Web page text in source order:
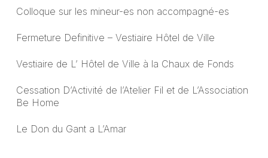
Colloque sur les mineur-es non accompagné-es
Fermeture Definitive – Vestiaire Hôtel de Ville
Vestiaire de L’ Hôtel de Ville à la Chaux de Fonds
Cessation D’Activité de l’Atelier Fil et de L’Association
Be Home
Le Don du Gant a L’Amar